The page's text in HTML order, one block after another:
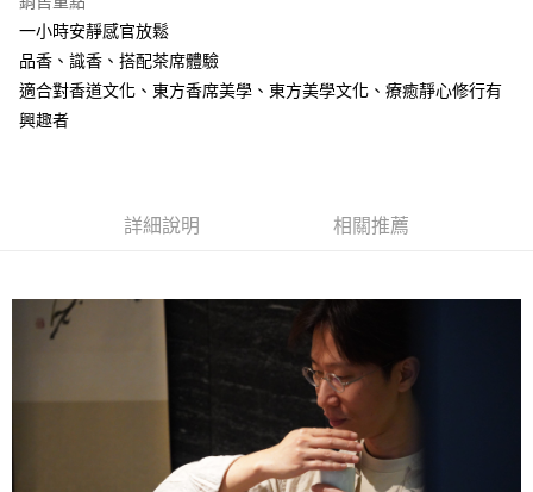
【關於「AFTEE先享後付」】
AFTEE先享後付是「在收到商品之後才付款」的支付方式。 讓您購物簡單
便利好安心！
１．簡單：不需註冊會員、不需綁卡、不需儲值。
２．便利：只要手機號碼，簡訊認證，即可結帳。
結帳頁面，進行簡訊認證並確認金額後，即可完成結帳。
※ 請注意：結帳手續完成當下不需立刻繳費，但若您需要取消訂單，請聯絡
購買商品的店家。未經商家同意取消之訂單仍視為有效，需透過AFTEE先享
※ 交易是否成功請以「AFTEE先享後付 」之結帳頁面顯示為準，若有關於
是否繳費成功／繳費後需取消欲退款等相關疑問，請聯繫「AFTEE先享後付
https://netprotections.freshdesk.com/support/home
１．透過由恩沛科技股份有限公司提供之「AFTEE先享後付」服務完成之交
付款後門市自取
一小時安靜感官放鬆
品香、識香、搭配茶席體驗
適合對香道文化、東方香席美學、東方美學文化、療癒靜心修行有
興趣者
詳細說明 相關推薦